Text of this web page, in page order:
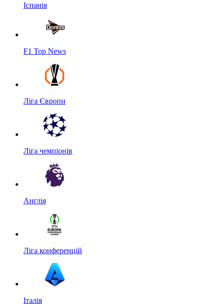
Іспанія
F1 Top News
Ліга Європи
Ліга чемпіонів
Англія
Ліга конференцій
Італія